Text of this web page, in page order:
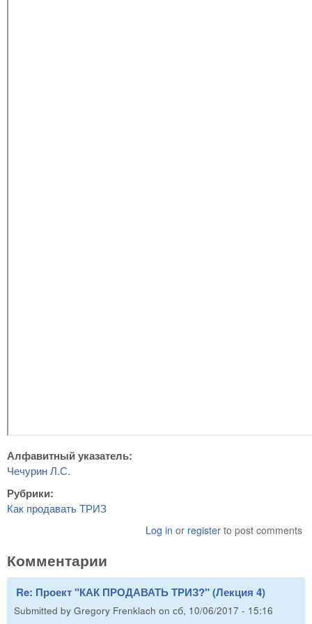
Алфавитный указатель:
Чечурин Л.С.
Рубрики:
Как продавать ТРИЗ
Log in or register to post comments
Комментарии
Re: Проект "КАК ПРОДАВАТЬ ТРИЗ?" (Лекция 4)
Submitted by Gregory Frenklach on сб, 10/06/2017 - 15:16